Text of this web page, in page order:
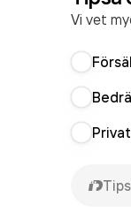
Vi vet